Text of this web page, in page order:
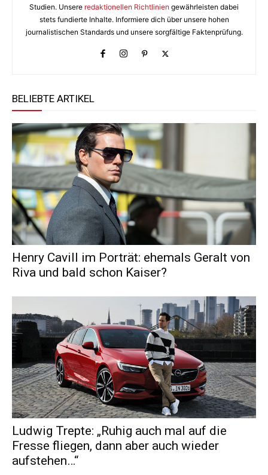
Studien. Unsere redaktionellen Richtlinien gewährleisten dabei
stets fundierte Inhalte. Informiere dich über unsere hohen
journalistischen Standards und unsere sorgfältige Faktenprüfung.
BELIEBTE ARTIKEL
Henry Cavill im Porträt: ehemals Geralt von
Riva und bald schon Kaiser?
Ludwig Trepte: „Ruhig auch mal auf die
Fresse fliegen, dann aber auch wieder
aufstehen…“